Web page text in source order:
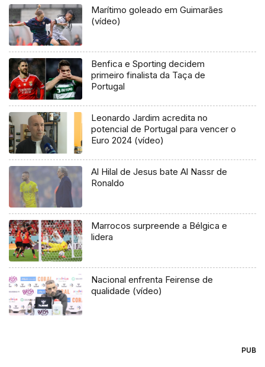
Marítimo goleado em Guimarães
(vídeo)
Benfica e Sporting decidem
primeiro finalista da Taça de
Portugal
Leonardo Jardim acredita no
potencial de Portugal para vencer o
Euro 2024 (vídeo)
Al Hilal de Jesus bate Al Nassr de
Ronaldo
Marrocos surpreende a Bélgica e
lidera
Nacional enfrenta Feirense de
qualidade (vídeo)
PUB